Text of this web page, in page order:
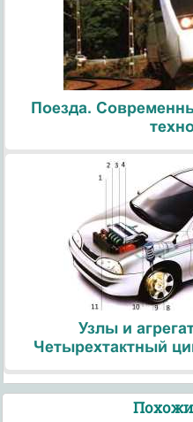
Поезда.
Узлы и
Четырехтактный